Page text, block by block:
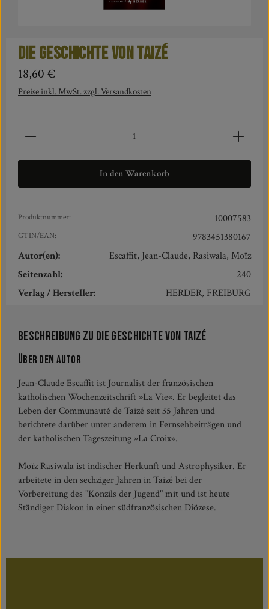
Die Geschichte von Taizé
Regulärer Preis:
18,60 €
Preise inkl. MwSt. zzgl. Versandkosten
Produkt Anzahl: Gib den gewünschten Wert ein oder
In den Warenkorb
Produktnummer: 10007583
GTIN/EAN:
9783451380167
Autor(en):
Escaffit, Jean-Claude, Rasiwala, Moïz
Seitenzahl:
240
Verlag / Hersteller:
HERDER, FREIBURG
Beschreibung zu Die Geschichte von Taizé
Über den Autor
Jean-Claude Escaffit ist Journalist der französischen
katholischen Wochenzeitschrift »La Vie«. Er begleitet das
Leben der Communauté de Taizé seit 35 Jahren und
berichtete darüber unter anderem in Fernsehbeiträgen und
der katholischen Tageszeitung »La Croix«.
Moïz Rasiwala ist indischer Herkunft und Astrophysiker. Er
arbeitete in den sechziger Jahren in Taizé bei der
Vorbereitung des "Konzils der Jugend" mit und ist heute
Ständiger Diakon in einer südfranzösischen Diözese.